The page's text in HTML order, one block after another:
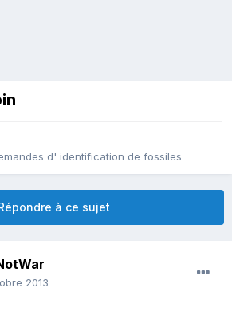
d' identification de fossiles
à ce sujet
2013